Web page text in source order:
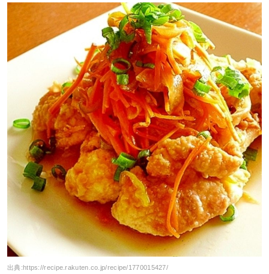
出典:https://recipe.rakuten.co.jp/recipe/1770015427/